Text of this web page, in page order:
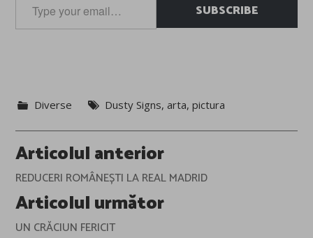
your
email…
SUBSCRIBE
Diverse Dusty Signs,arta,pictura
Post
navigation
Articolul anterior
REDUCERI ROMÂNEȘTI LA REAL MADRID
Articolul următor
UN CRĂCIUN FERICIT